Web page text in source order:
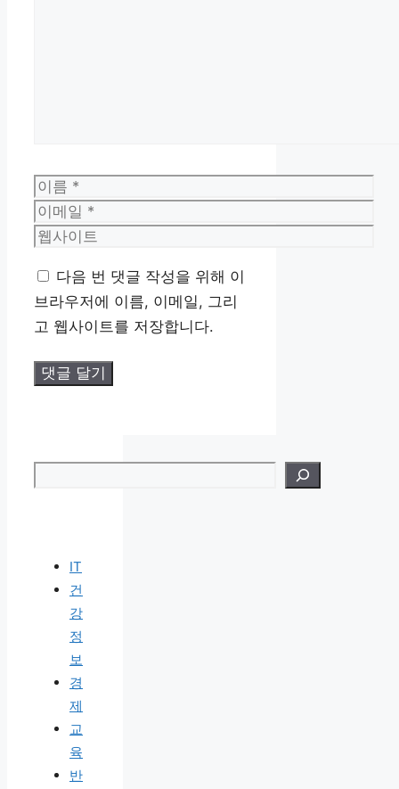
이
름
이
메
웹
이
트
다음 번 댓글 작성을 위해 이
브라우저에 이름, 이메일, 그리
고 웹사이트를 저장합니다.
IT
건
강
정
보
경
제
교
육
반